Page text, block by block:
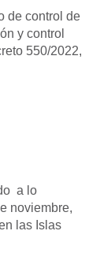
de control de
y control
550/2022,
a lo
noviembre,
las Islas